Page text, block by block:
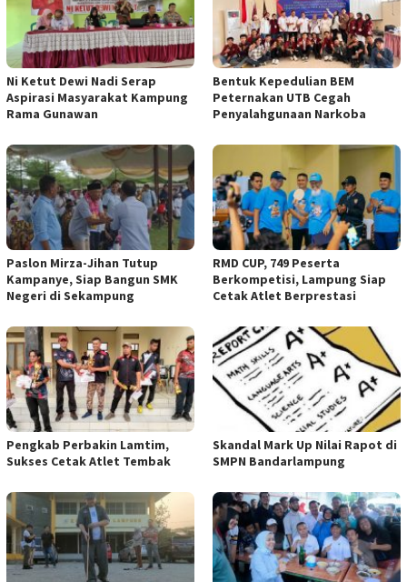
Ni Ketut Dewi Nadi Serap
Aspirasi Masyarakat Kampung
Rama Gunawan
Bentuk Kepedulian BEM
Peternakan UTB Cegah
Penyalahgunaan Narkoba
Paslon Mirza-Jihan Tutup
Kampanye, Siap Bangun SMK
Negeri di Sekampung
RMD CUP, 749 Peserta
Berkompetisi, Lampung Siap
Cetak Atlet Berprestasi
Pengkab Perbakin Lamtim,
Sukses Cetak Atlet Tembak
Skandal Mark Up Nilai Rapot di
SMPN Bandarlampung